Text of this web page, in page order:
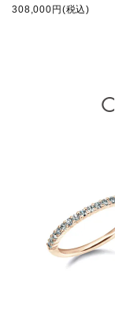
308,000円(税込)